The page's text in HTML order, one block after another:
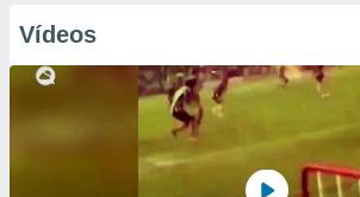
Vídeos